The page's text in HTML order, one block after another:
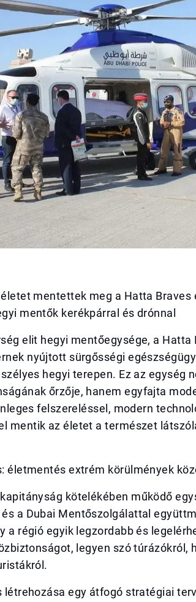
mentettek meg a Hatta Braves
mentők kerékpárral és drónnal
elit hegyi mentőegysége, a Hatta
nyújtott sürgősségi
hegyi terepen. Ez az egység
őrzője, hanem egyfajta
felszereléssel, modern
mentik az életet a természet
életmentés extrém körülmények
kötelékében működő
a Dubai Mentőszolgálattal
a régió egyik legzordabb és
legyen szó túrázókról,
létrehozása egy átfogó stratégiai